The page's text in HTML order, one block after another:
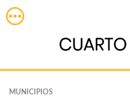
MUNICIPIOS